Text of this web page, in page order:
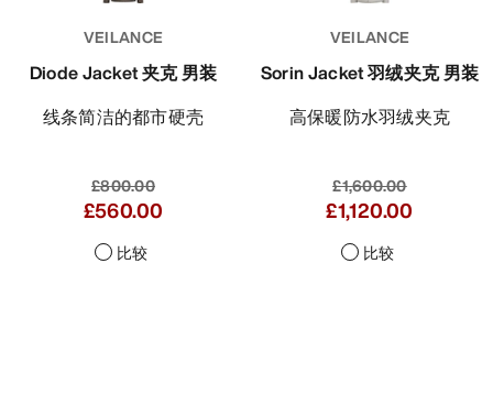
VEILANCE
Diode Jacket 夹克 男装
线条简洁的都市硬壳
£800.00
£560.00
比较
VEILANCE
Sorin Jacket 羽绒夹克 男装
高保暖防水羽绒夹克
£1,600.00
£1,120.00
比较